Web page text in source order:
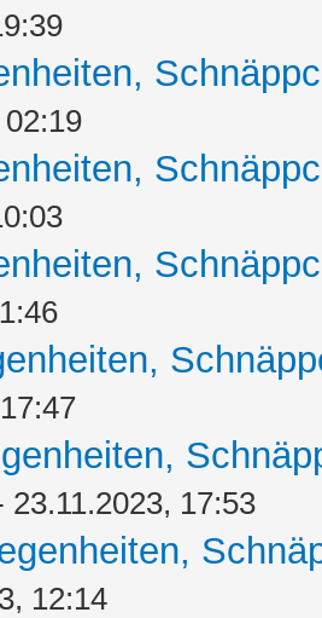
23.11.2023, 17:53
12:14